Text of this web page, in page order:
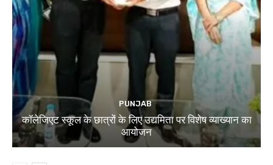
PUNJAB
कॉलेजिएट स्कूल के छात्रों के लिए उद्यमिता पर विशेष व्याख्यान का
आयोजन